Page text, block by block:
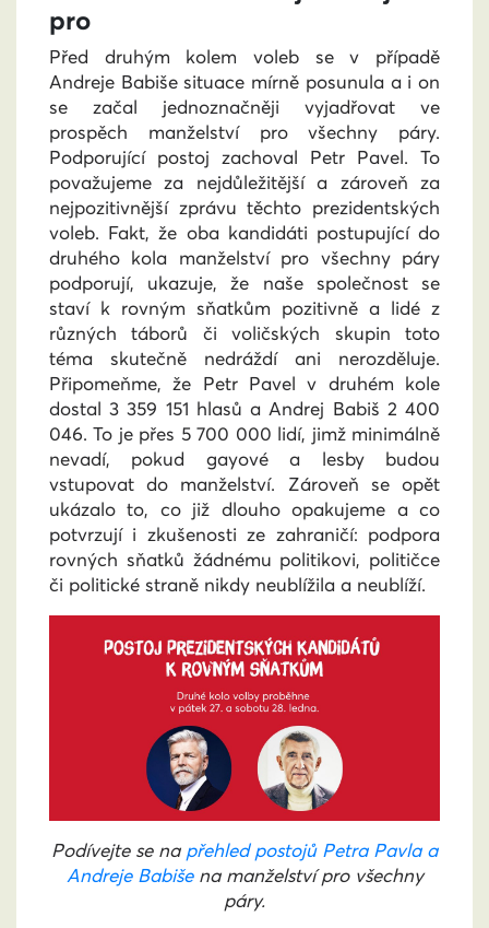
pro
Před druhým kolem voleb se v případě
Andreje Babiše situace mírně posunula a i on
se začal jednoznačněji vyjadřovat ve
prospěch manželství pro všechny páry.
Podporující postoj zachoval Petr Pavel. To
považujeme za nejdůležitější a zároveň za
nejpozitivnější zprávu těchto prezidentských
voleb. Fakt, že oba kandidáti postupující do
druhého kola manželství pro všechny páry
podporují, ukazuje, že naše společnost se
staví k rovným sňatkům pozitivně a lidé z
různých táborů či voličských skupin toto
téma skutečně nedráždí ani nerozděluje.
Připomeňme, že Petr Pavel v druhém kole
dostal 3 359 151 hlasů a Andrej Babiš 2 400
046. To je přes 5 700 000 lidí, jimž minimálně
nevadí, pokud gayové a lesby budou
vstupovat do manželství. Zároveň se opět
ukázalo to, co již dlouho opakujeme a co
potvrzují i zkušenosti ze zahraničí: podpora
rovných sňatků žádnému politikovi, političce
či politické straně nikdy neublížila a neublíží.
Podívejte se na přehled postojů Petra Pavla a
Andreje Babišena manželství pro všechny
páry.